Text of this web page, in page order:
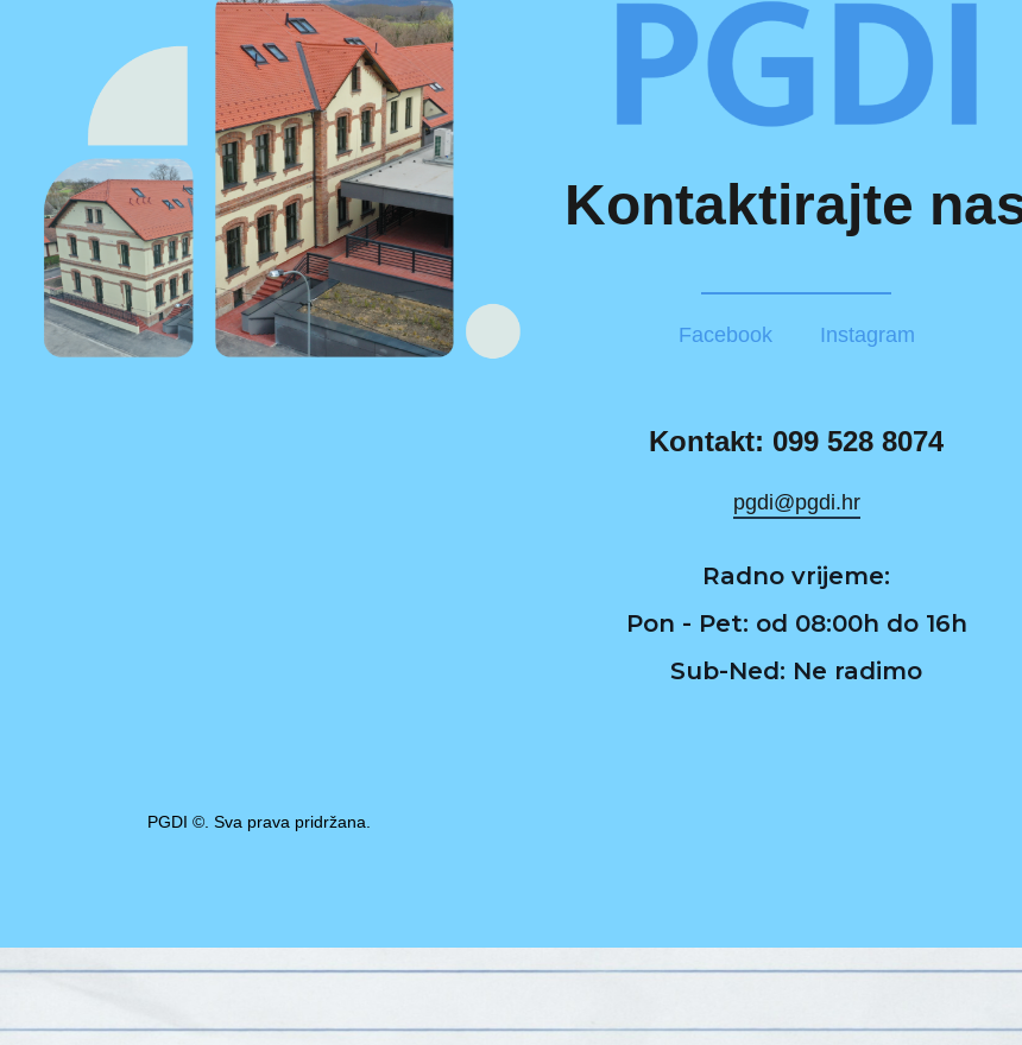
Kontaktirajte
Facebook Instagram
Kontakt: 099 528 8074
pgdi@pgdi.hr
Radno vrijeme:
Pon - Pet: od 08:00h do 16h
Sub-Ned: Ne radimo
PGDI ©. Sva prava pridržana.